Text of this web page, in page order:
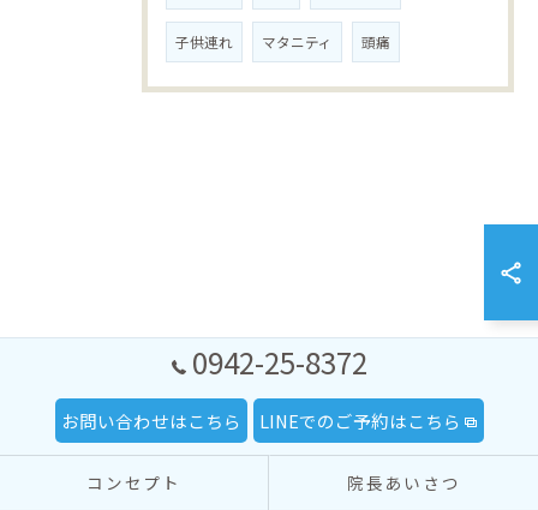
子供連れ マタニティ 頭痛
0942-25-8372
お問い合わせはこちら LINEでのご予約はこちら
コンセプト 院長あいさつ